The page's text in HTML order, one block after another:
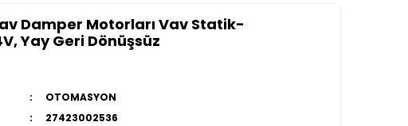
Damper Motorları Vav Statik-
Yay Geri Dönüşsüz
OTOMASYON
27423002536